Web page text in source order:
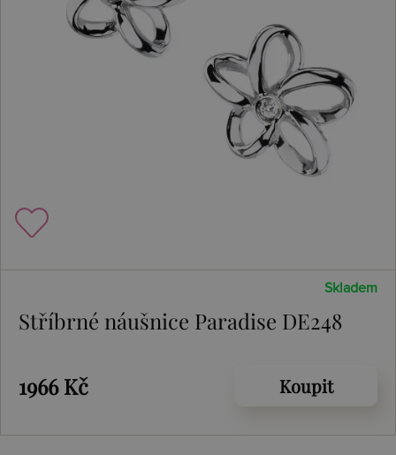
Skladem
Stříbrné náušnice Paradise DE248
1966 Kč Koupit